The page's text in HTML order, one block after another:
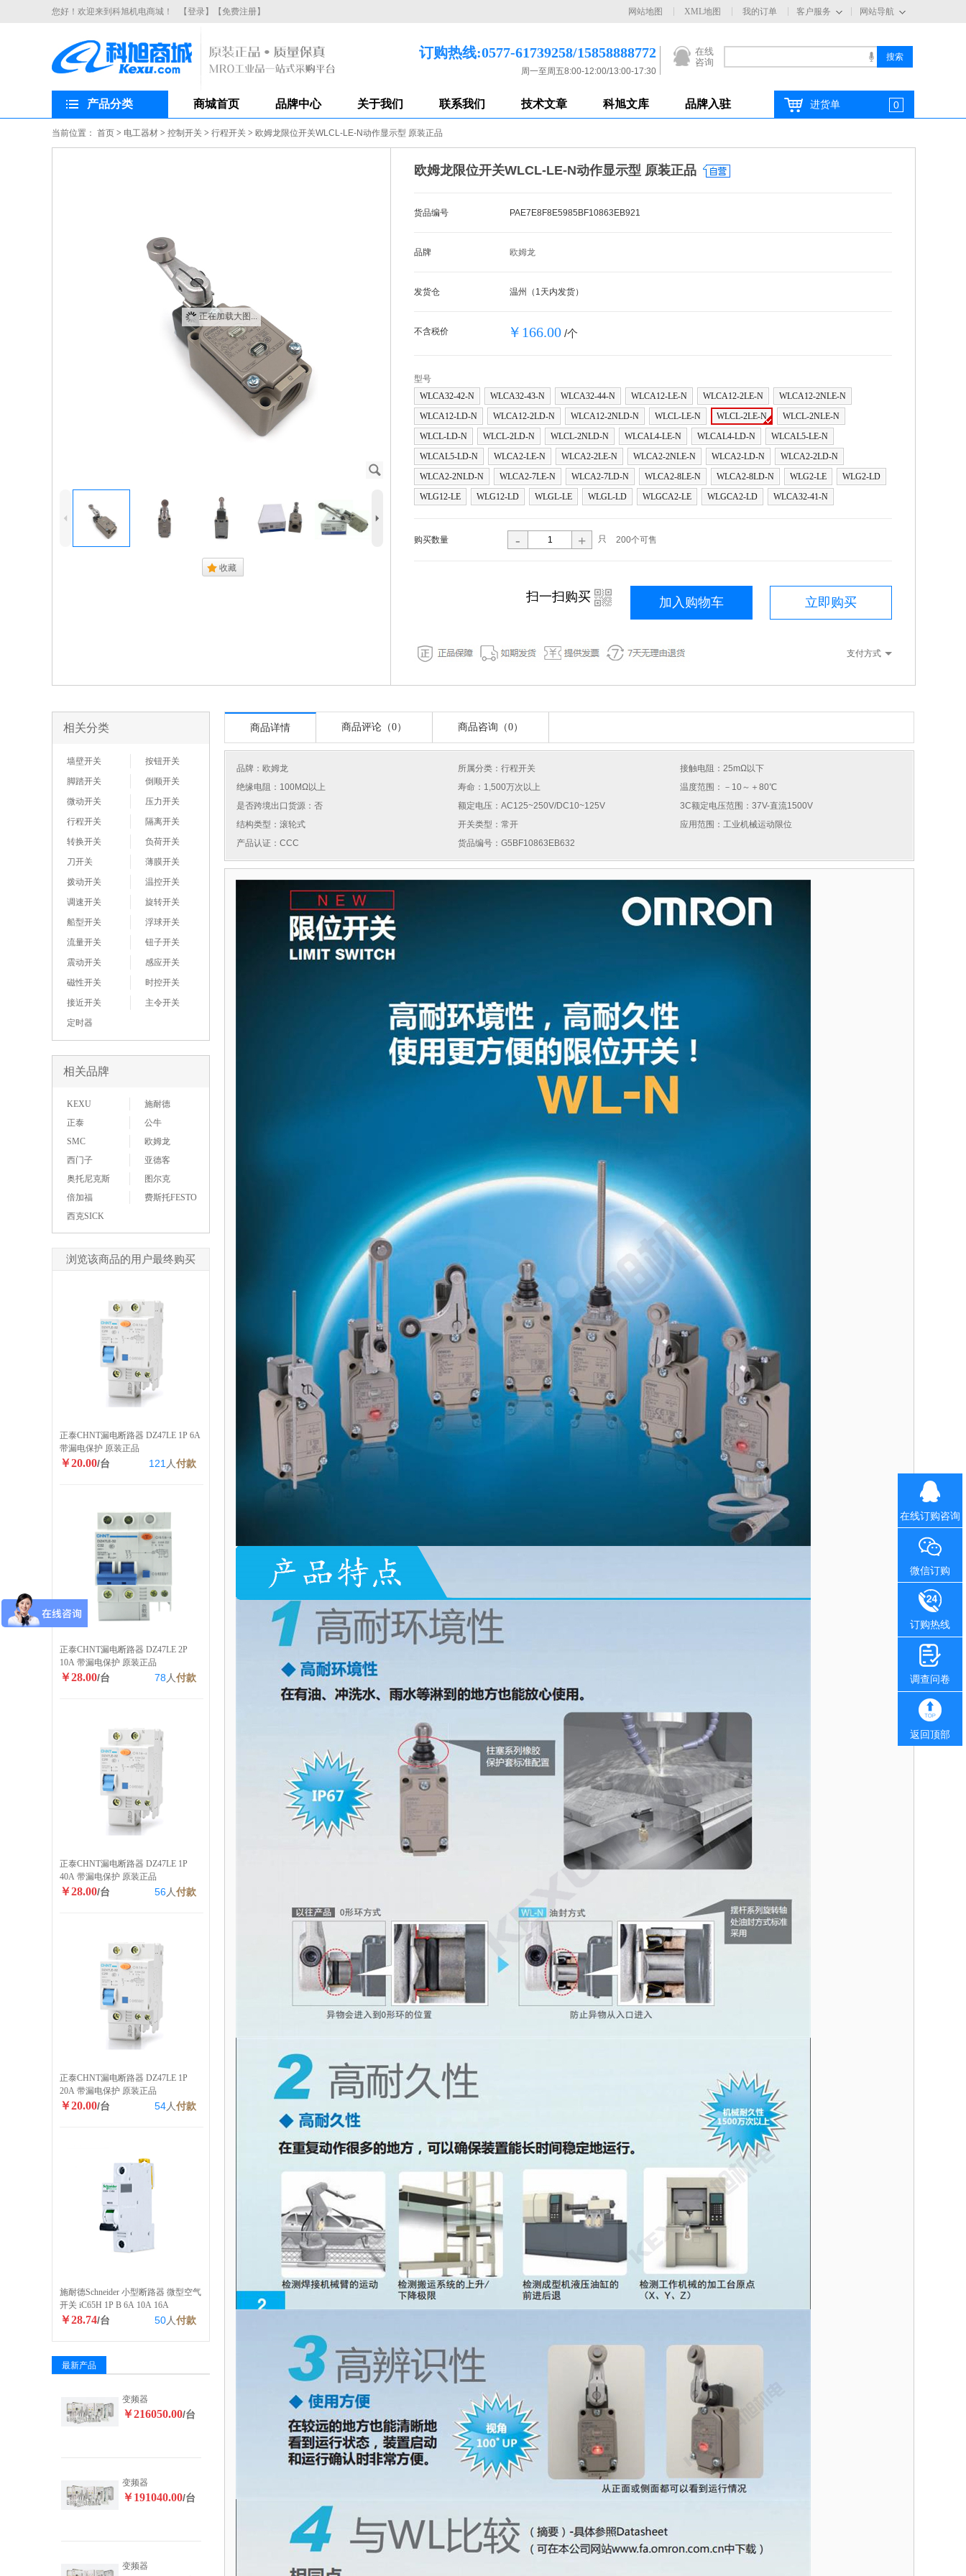
您好！欢迎来到科旭机电商城！ 【登录】 【免费注册】 网站导航
客户服务
网站地图 XML地图 我的订单
在线
咨询
订购热线:0577-61739258/15858888772
周一至周五8:00-12:00/13:00-17:30
产品分类 商城首页 品牌中心 关于我们 联系我们 技术文章 科旭文库 品牌入驻 进货单 0
当前位置： 首页 > 电工器材 > 控制开关 > 行程开关 > 欧姆龙限位开关WLCL-LE-N动作显示型 原装正品
J
正在加载大图...
4 5
. 收藏
欧姆龙限位开关WLCL-LE-N动作显示型 原装正品
货品编号 PAE7E8F8E5985BF10863EB921
品牌 欧姆龙
发货仓 温州（1天内发货）
不含税价 ￥166.00 /个
型号
WLCA32-42-N
WLCA32-43-N WLCA32-44-N WLCA12-LE-N WLCA12-2LE-N
WLCA12-2NLE-N
WLCA12-LD-N
WLCA12-2LD-N WLCA12-2NLD-N WLCL-LE-N WLCL-2LE-N
WLCL-2NLE-N
WLCL-LD-N
WLCL-2LD-N WLCL-2NLD-N WLCAL4-LE-N WLCAL4-LD-N
WLCAL5-LE-N
WLCAL5-LD-N
WLCA2-LE-N WLCA2-2LE-N WLCA2-2NLE-N WLCA2-LD-N
WLCA2-2LD-N
WLCA2-2NLD-N
WLCA2-7LE-N WLCA2-7LD-N WLCA2-8LE-N WLCA2-8LD-N WLG2-LE
WLG2-LD
WLG12-LE
WLG12-LD WLGL-LE WLGL-LD WLGCA2-LE WLGCA2-LD WLCA32-41-N
购买数量 - + 只 200个可售
立即购买
加入购物车
扫一扫购买 i
支付方式
相关分类
墙壁开关
按钮开关
脚踏开关
倒顺开关
微动开关
压力开关
行程开关
隔离开关
转换开关
负荷开关
刀开关
薄膜开关
拨动开关
温控开关
调速开关
旋转开关
船型开关
浮球开关
流量开关
钮子开关
震动开关
感应开关
磁性开关
时控开关
接近开关
主令开关
定时器
相关品牌
KEXU
施耐德
正泰
公牛
SMC
欧姆龙
西门子
亚德客
奥托尼克斯
图尔克
倍加福
费斯托FESTO
西克SICK
浏览该商品的用户最终购买
正泰CHNT漏电断路器 DZ47LE 1P 6A
带漏电保护 原装正品
￥20.00/台 121 人付款
正泰CHNT漏电断路器 DZ47LE 2P
10A 带漏电保护 原装正品
￥28.00/台 78 人付款
正泰CHNT漏电断路器 DZ47LE 1P
40A 带漏电保护 原装正品
￥28.00/台 56人付款
正泰CHNT漏电断路器 DZ47LE 1P
20A 带漏电保护 原装正品
￥20.00/台 54人付款
施耐德Schneider 小型断路器 微型空气
开关 iC65H 1P B 6A 10A 16A
￥28.74/台 50人付款
最新产品
变频器
￥216050.00/台
变频器
￥191040.00/台
变频器
商品详情 商品评论（0） 商品咨询（0）
品牌： 欧姆龙 所属分类：行程开关
接触电阻：25mΩ以下
绝缘电阻：100MΩ以上
寿命：1,500万次以上
温度范围：－10～＋80℃
是否跨境出口货源：否
额定电压：AC125~250V/DC10~125V
3C额定电压范围：37V-直流1500V
结构类型：滚轮式
开关类型：常开
应用范围：工业机械运动限位
产品认证：CCC
货品编号：G5BF10863EB632
在线订购咨询
微信订购
订购热线
调查问卷
返回顶部